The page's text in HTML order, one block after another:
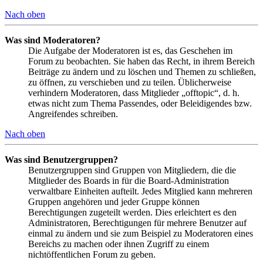
Nach oben
Was sind Moderatoren?
Die Aufgabe der Moderatoren ist es, das Geschehen im
Forum zu beobachten. Sie haben das Recht, in ihrem Bereich
Beiträge zu ändern und zu löschen und Themen zu schließen,
zu öffnen, zu verschieben und zu teilen. Üblicherweise
verhindern Moderatoren, dass Mitglieder „offtopic“, d. h.
etwas nicht zum Thema Passendes, oder Beleidigendes bzw.
Angreifendes schreiben.
Nach oben
Was sind Benutzergruppen?
Benutzergruppen sind Gruppen von Mitgliedern, die die
Mitglieder des Boards in für die Board-Administration
verwaltbare Einheiten aufteilt. Jedes Mitglied kann mehreren
Gruppen angehören und jeder Gruppe können
Berechtigungen zugeteilt werden. Dies erleichtert es den
Administratoren, Berechtigungen für mehrere Benutzer auf
einmal zu ändern und sie zum Beispiel zu Moderatoren eines
Bereichs zu machen oder ihnen Zugriff zu einem
nichtöffentlichen Forum zu geben.